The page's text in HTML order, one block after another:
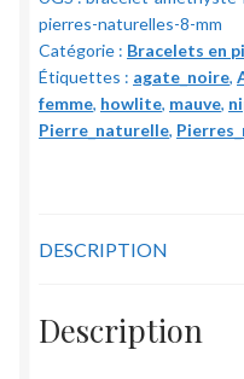
Quartz
rose,
Améthyste
&
Howlite
-
pierres-naturelles-8-mm
Catégorie : Bracelets en
Étiquettes : agate_noire,
femme, howlite, mauve,
Pierre_naturelle,
DESCRIPTION
Description